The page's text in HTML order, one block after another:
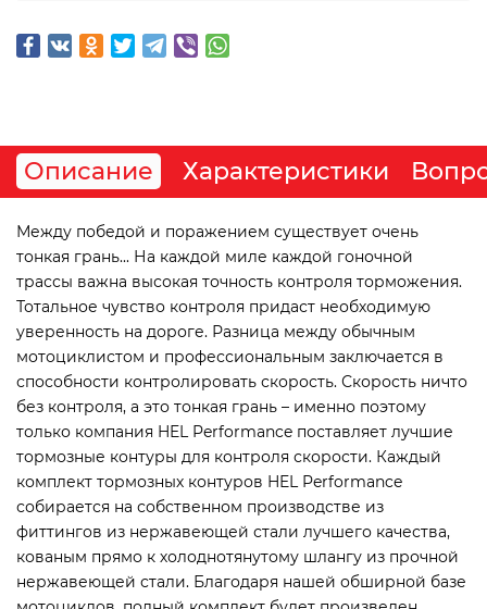
Описание Характеристики
Между победой и поражением существует очень
тонкая грань... На каждой миле каждой гоночной
трассы важна высокая точность контроля торможения.
Тотальное чувство контроля придаст необходимую
уверенность на дороге. Разница между обычным
мотоциклистом и профессиональным заключается в
способности контролировать скорость. Скорость ничто
без контроля, а это тонкая грань – именно поэтому
только компания HEL Performance поставляет лучшие
тормозные контуры для контроля скорости. Каждый
комплект тормозных контуров HEL Performance
собирается на собственном производстве из
фиттингов из нержавеющей стали лучшего качества,
кованым прямо к холоднотянутому шлангу из прочной
нержавеющей стали. Благодаря нашей обширной базе